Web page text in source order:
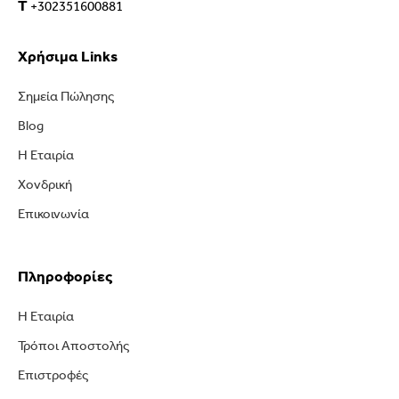
T +302351600881
Χρήσιμα Links
Σημεία Πώλησης
Blog
Η Εταιρία
Χονδρική
Επικοινωνία
Πληροφορίες
Η Εταιρία
Τρόποι Αποστολής
Επιστροφές